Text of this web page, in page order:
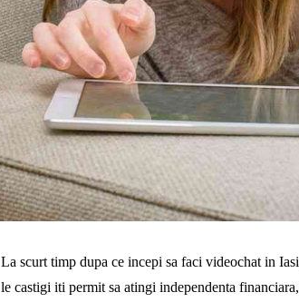
La scurt timp dupa ce incepi sa faci videochat in
le castigi iti permit sa atingi independenta